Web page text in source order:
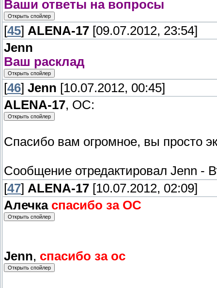
Ваши ответы на вопросы
[45] ALENA-17 [09.07.2012, 23:54]
Jenn
Ваш расклад
[46] Jenn [10.07.2012, 00:45]
ALENA-17, ОС:
Спасибо вам огромное, вы просто
Сообщение отредактировал Jenn -
[47] ALENA-17 [10.07.2012, 02:09]
Алечка спасибо за ОС
Jenn, спасибо за ос